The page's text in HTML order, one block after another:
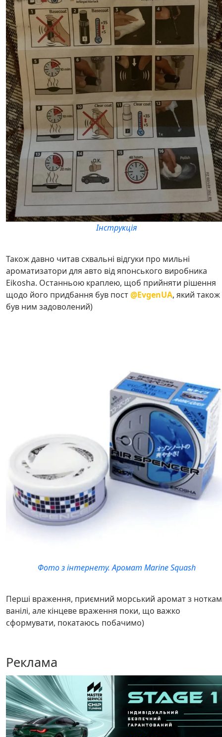
Інструкція
Також давно читав схвальні відгуки про мильні
ароматизатори для авто від японського виробника
Eikosha. Останньою краплею, щоб прийняти рішення
щодо його придбання був пост@EvgenUA, який також
був ним задоволений)
Фото з інтернету. Аромат Marine Squash
Перші враження, приємний морський аромат з
ванілі, але кінцеве враження поки, що важко
сформувати, покатаюсь побачимо)
Реклама